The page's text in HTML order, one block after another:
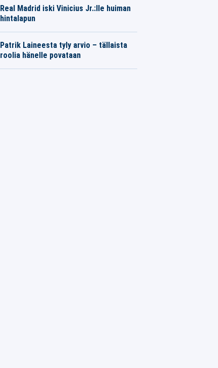
Real Madrid iski Vinicius Jr.:lle huiman
hintalapun
Patrik Laineesta tyly arvio – tällaista
roolia hänelle povataan